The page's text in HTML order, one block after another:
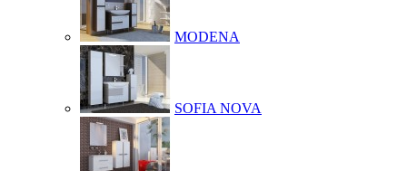
MODENA
SOFIA NOVA